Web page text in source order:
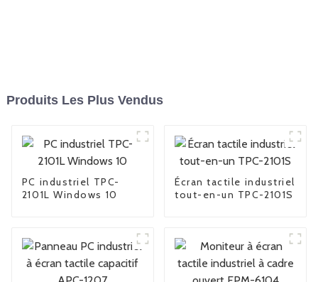
Produits Les Plus Vendus
PC industriel TPC-
2101L Windows 10
Écran tactile industriel
tout-en-un TPC-2101S